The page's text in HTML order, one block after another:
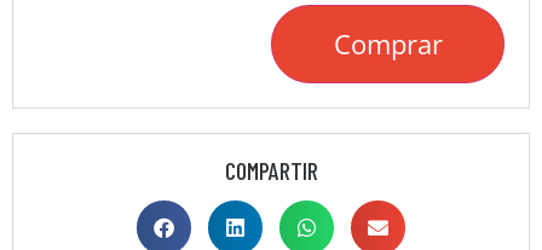
Comprar
COMPARTIR